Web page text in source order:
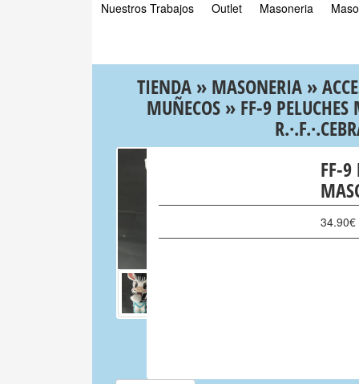
Nuestros Trabajos
Outlet Masoneria
TIENDA » MASONERIA »
MUÑECOS» FF-9 PELUCHES
FF-9
34.90€